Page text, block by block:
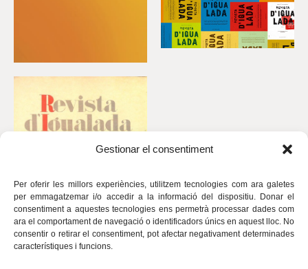
Gestionar el consentiment
Per oferir les millors experiències, utilitzem tecnologies com ara galetes
per emmagatzemar i/o accedir a la informació del dispositiu. Donar el
consentiment a aquestes tecnologies ens permetrà processar dades com
ara el comportament de navegació o identificadors únics en aquest lloc. No
consentir o retirar el consentiment, pot afectar negativament determinades
característiques i funcions.